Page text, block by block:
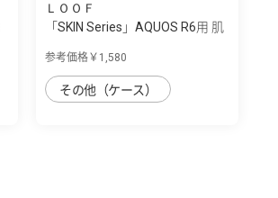
ＬＯＯＦ
「SKIN Series」AQUOS R6用 肌
参考価格￥1,580
その他（ケース）